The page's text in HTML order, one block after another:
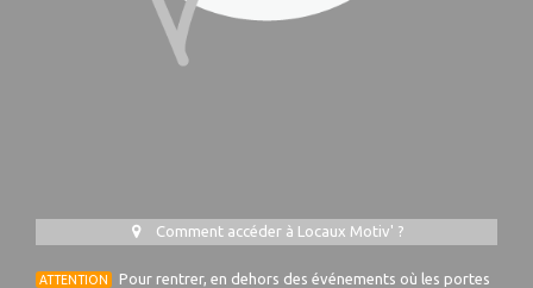
Comment accéder à Locaux Motiv' ?
ATTENTION
Pour rentrer, en dehors des événements où les portes